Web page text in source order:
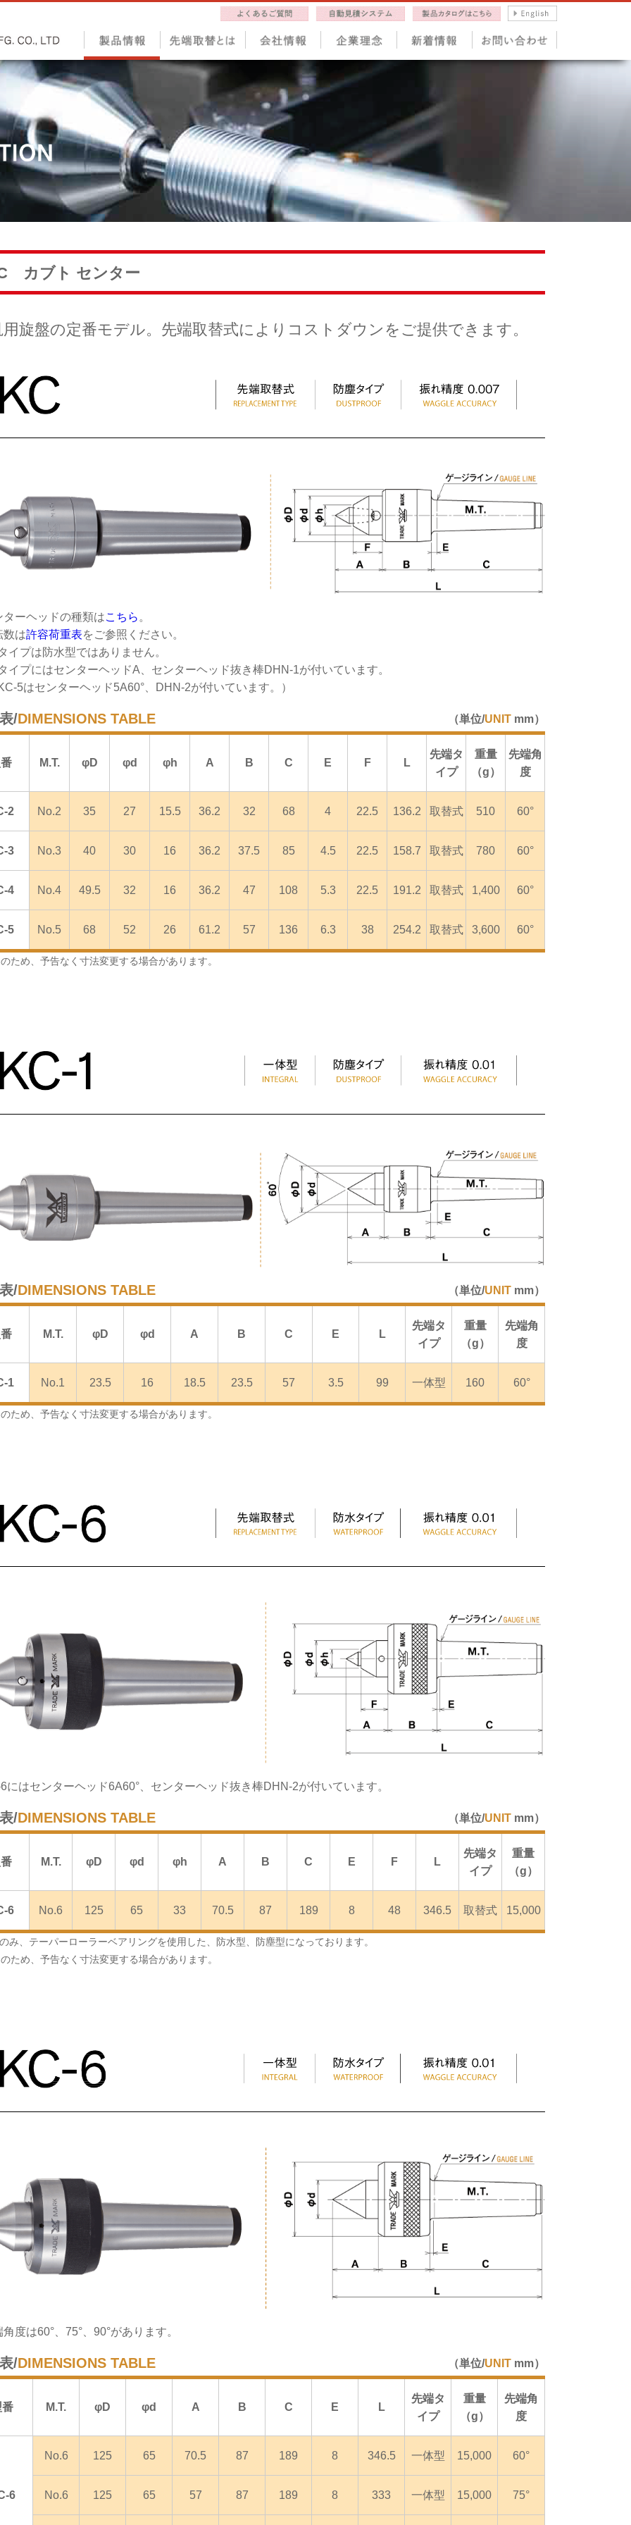
カブト センター
用旋盤の定番モデル。先端取替式によりコストダウンをご提供できます。
ターヘッドの種類はこちら 。
数は許容荷重表をご参照ください。
イプは防水型ではありません。
イプにはセンターヘッドA、センターヘッド抜き棒DHN-1が付いています。
5はセンターヘッド5A60°、DHN-2が付いています。）
/DIMENSIONS TABLE （単位/UNIT mm）
M.T. φD φd φh A B C E F L
先端タ
イプ
重量
（g）
先端角
度
2 No.2 35 27 15.5 36.2 32 68 4 22.5 136.2 取替式 510 60°
3 No.3 40 30 16 36.2 37.5 85 4.5 22.5 158.7 取替式 780 60°
4 No.4 49.5 32 16 36.2 47 108 5.3 22.5 191.2 取替式 1,400 60°
5 No.5 68 52 26 61.2 57 136 6.3 38 254.2 取替式 3,600 60°
ため、予告なく寸法変更する場合があります。
/DIMENSIONS TABLE （単位/UNIT mm）
M.T. φD φd A B C E L
先端タ
イプ
重量
（g）
先端角
度
1 No.1 23.5 16 18.5 23.5 57 3.5 99 一体型 160 60°
ため、予告なく寸法変更する場合があります。
にはセンターヘッド6A60°、センターヘッド抜き棒DHN-2が付いています。
/DIMENSIONS TABLE （単位/UNIT mm）
M.T. φD φd φh A B C E F L
先端タ
イプ
重量
（g）
6 No.6 125 65 33 70.5 87 189 8 48 346.5 取替式 15,000
み、テーパーローラーベアリングを使用した、防水型、防塵型になっております。
ため、予告なく寸法変更する場合があります。
角度は60°、75°、90°があります。
/DIMENSIONS TABLE （単位/UNIT mm）
番 M.T. φD φd A B C E L
先端タ
イプ
重量
（g）
先端角
度
6
No.6 125 65 70.5 87 189 8 346.5 一体型 15,000 60°
No.6 125 65 57 87 189 8 333 一体型 15,000 75°